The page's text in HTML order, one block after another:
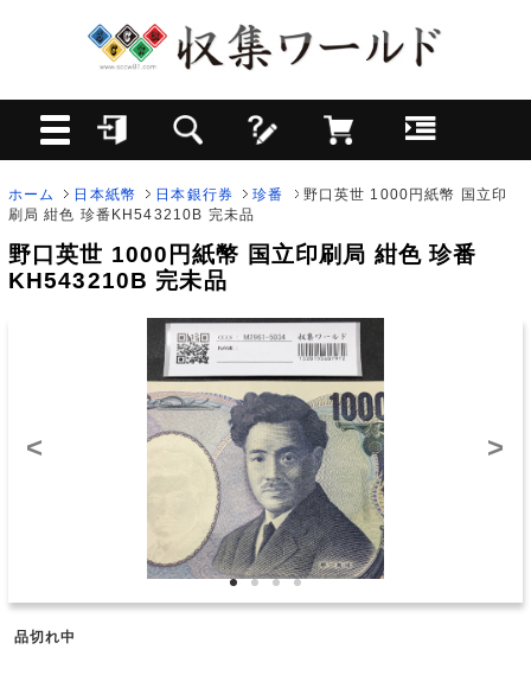
ホーム 日本紙幣 日本銀行券 珍番
野口英世 1000円紙幣 国立印
刷局 紺色 珍番KH543210B 完未品
野口英世 1000円紙幣 国立印刷局 紺色 珍番
KH543210B 完未品
< >
品切れ中